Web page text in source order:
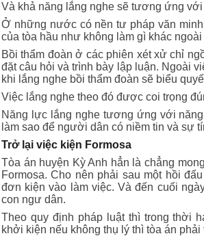
Và khả năng lắng nghe sẽ tương ứng
Ở những nước có nền tư pháp văn
của tòa hầu như không làm gì khác
Bồi thẩm đoàn ở các phiên xét xử chỉ
đặt câu hỏi và trình bày lập luận. Ngoài
khi lắng nghe bồi thẩm đoàn sẽ biểu
Việc lắng nghe theo đó được coi trọng
Năng lực lắng nghe tương ứng với
làm sao để người dân có niềm tin và sự
Trở lại việc kiện Formosa
Tòa án huyện Kỳ Anh hẳn là chẳng
Formosa. Cho nên phải sau một hồi
đơn kiện vào làm việc. Và đến cuối
con ngư dân.
Theo quy định pháp luật thì trong thời
khởi kiện nếu không thụ lý thì tòa án